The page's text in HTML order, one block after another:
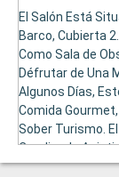
El Salón Está
Barco, Cubierta
Como Sala de
Défrutar de Una
Algunos Días,
Comida
Sober Turismo.
Coudiendo
de Danza y